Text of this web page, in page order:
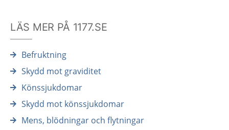
LÄS MER PÅ 1177.SE
Befruktning
Skydd mot graviditet
Könssjukdomar
Skydd mot könssjukdomar
Mens, blödningar och flytningar